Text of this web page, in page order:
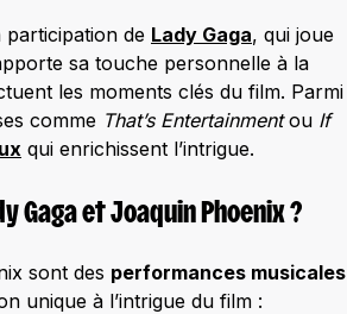
de Lady Gaga, qui joue
sa touche personnelle à la
les moments clés du film. Parmi
comme That’s Entertainmentou If
qui enrichissent l’intrigue.
et Joaquin Phoenix ?
sont des performances musicales
unique à l’intrigue du film :